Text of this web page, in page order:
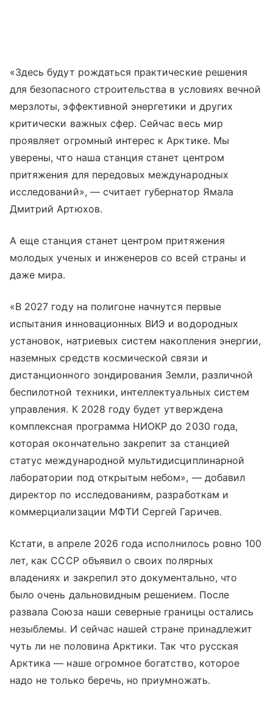
«Здесь будут рождаться практические решения
для безопасного строительства в условиях вечной
мерзлоты, эффективной энергетики и других
критически важных сфер. Сейчас весь мир
проявляет огромный интерес к Арктике. Мы
уверены, что наша станция станет центром
притяжения для передовых международных
исследований», — считает губернатор Ямала
Дмитрий Артюхов.
А еще станция станет центром притяжения
молодых ученых и инженеров со всей страны и
даже мира.
«В 2027 году на полигоне начнутся первые
испытания инновационных ВИЭ и водородных
установок, натриевых систем накопления энергии,
наземных средств космической связи и
дистанционного зондирования Земли, различной
беспилотной техники, интеллектуальных систем
управления. К 2028 году будет утверждена
комплексная программа НИОКР до 2030 года,
которая окончательно закрепит за станцией
статус международной мультидисциплинарной
лаборатории под открытым небом», — добавил
директор по исследованиям, разработкам и
коммерциализации МФТИ Сергей Гаричев.
Кстати, в апреле 2026 года исполнилось ровно 100
лет, как СССР объявил о своих полярных
владениях и закрепил это документально, что
было очень дальновидным решением. После
развала Союза наши северные границы остались
незыблемы. И сейчас нашей стране принадлежит
чуть ли не половина Арктики. Так что русская
Арктика — наше огромное богатство, которое
надо не только беречь, но приумножать.